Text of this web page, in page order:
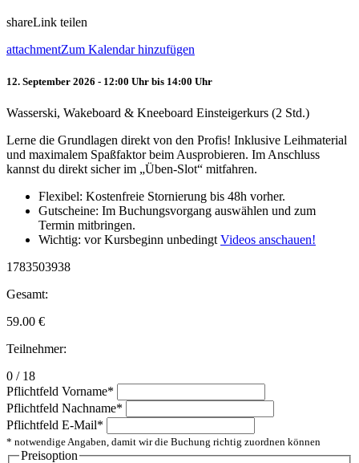
shareLink teilen
attachmentZum Kalendar hinzufügen
12. September 2026 - 12:00 Uhr bis 14:00 Uhr
Wasserski, Wakeboard & Kneeboard Einsteigerkurs (2 Std.)
Lerne die Grundlagen direkt von den Profis! Inklusive Leihmaterial
und maximalem Spaßfaktor beim Ausprobieren. Im Anschluss
kannst du direkt sicher im „Üben-Slot“ mitfahren.
Flexibel: Kostenfreie Stornierung bis 48h vorher.
Gutscheine: Im Buchungsvorgang auswählen und zum
Termin mitbringen.
Wichtig: vor Kursbeginn unbedingt Videos anschauen!
1783503938
Gesamt:
59.00 €
Teilnehmer:
0 / 18
Pflichtfeld Vorname*
Pflichtfeld Nachname*
Pflichtfeld E-Mail*
* notwendige Angaben, damit wir die Buchung richtig zuordnen können
Preisoption